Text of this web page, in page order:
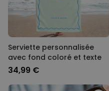
Serviette personnalisée
avec fond coloré et texte
34,99 €